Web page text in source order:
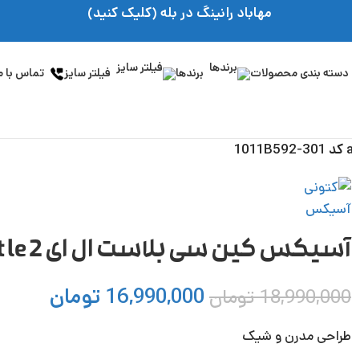
مهاباد رانینگ در بله (کلیک کنید)
دسته بندی محصولات برندها فیلتر سایز تماس با
آسیکس کین سی بلاست ال ای 2 asics kinsei blast le کد 1011B592-301
18,990,000تومان 16,990,000 تومان
طراحی مدرن و شیک